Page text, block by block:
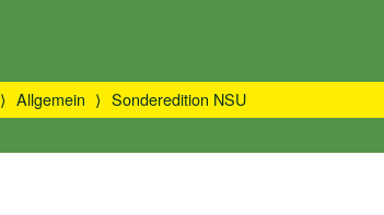
⟩ Allgemein ⟩ Sonderedition NSU